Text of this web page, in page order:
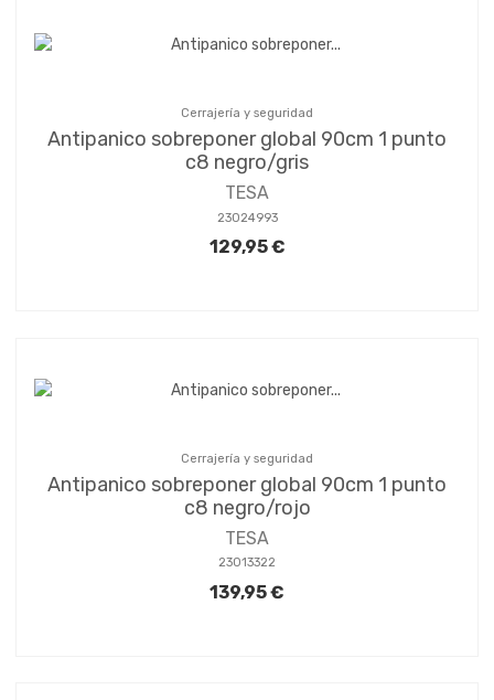
Cerrajería y seguridad
Antipanico sobreponer global 90cm 1 punto
c8 negro/gris
TESA
23024993
129,95 €
Cerrajería y seguridad
Antipanico sobreponer global 90cm 1 punto
c8 negro/rojo
TESA
23013322
139,95 €